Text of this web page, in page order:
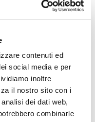
contenuti ed
social media e per
inoltre
il nostro sito con i
dei dati web,
combinarle
luminosa
energetica
A+, A